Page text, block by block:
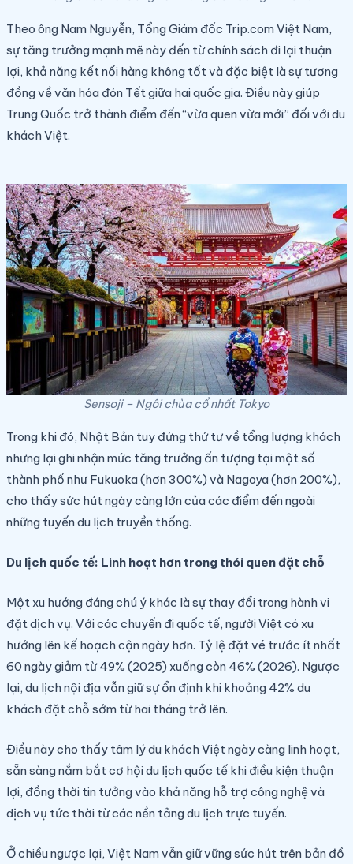
Theo ông Nam Nguyễn, Tổng Giám đốc Trip.com Việt Nam,
sự tăng trưởng mạnh mẽ này đến từ chính sách đi lại thuận
lợi, khả năng kết nối hàng không tốt và đặc biệt là sự tương
đồng về văn hóa đón Tết giữa hai quốc gia. Điều này giúp
Trung Quốc trở thành điểm đến “vừa quen vừa mới” đối với du
khách Việt.
Sensoji – Ngôi chùa cổ nhất Tokyo
Trong khi đó, Nhật Bản tuy đứng thứ tư về tổng lượng khách
nhưng lại ghi nhận mức tăng trưởng ấn tượng tại một số
thành phố như Fukuoka (hơn 300%) và Nagoya (hơn 200%),
cho thấy sức hút ngày càng lớn của các điểm đến ngoài
những tuyến du lịch truyền thống.
Du lịch quốc tế: Linh hoạt hơn trong thói quen đặt chỗ
Một xu hướng đáng chú ý khác là sự thay đổi trong hành vi
đặt dịch vụ. Với các chuyến đi quốc tế, người Việt có xu
hướng lên kế hoạch cận ngày hơn. Tỷ lệ đặt vé trước ít nhất
60 ngày giảm từ 49% (2025) xuống còn 46% (2026). Ngược
lại, du lịch nội địa vẫn giữ sự ổn định khi khoảng 42% du
khách đặt chỗ sớm từ hai tháng trở lên.
Điều này cho thấy tâm lý du khách Việt ngày càng linh hoạt,
sẵn sàng nắm bắt cơ hội du lịch quốc tế khi điều kiện thuận
lợi, đồng thời tin tưởng vào khả năng hỗ trợ công nghệ và
dịch vụ tức thời từ các nền tảng du lịch trực tuyến.
Ở chiều ngược lại, Việt Nam vẫn giữ vững sức hút trên bản đồ